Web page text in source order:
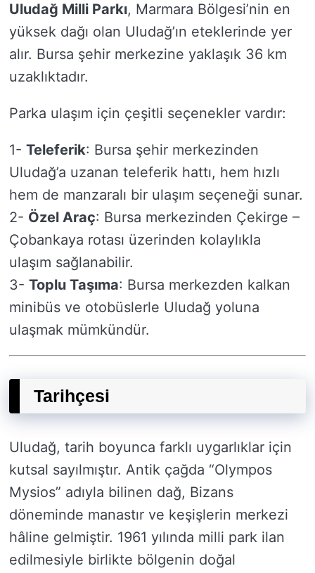
Uludağ Milli Parkı, Marmara Bölgesi’nin en
yüksek dağı olan Uludağ’ın eteklerinde yer
alır. Bursa şehir merkezine yaklaşık 36 km
uzaklıktadır.
Parka ulaşım için çeşitli seçenekler vardır:
1- Teleferik: Bursa şehir merkezinden
Uludağ’a uzanan teleferik hattı, hem hızlı
hem de manzaralı bir ulaşım seçeneği sunar.
2- Özel Araç: Bursa merkezinden Çekirge –
Çobankaya rotası üzerinden kolaylıkla
ulaşım sağlanabilir.
3- Toplu Taşıma: Bursa merkezden kalkan
minibüs ve otobüslerle Uludağ yoluna
ulaşmak mümkündür.
Tarihçesi
Uludağ, tarih boyunca farklı uygarlıklar için
kutsal sayılmıştır. Antik çağda “Olympos
Mysios” adıyla bilinen dağ, Bizans
döneminde manastır ve keşişlerin merkezi
hâline gelmiştir. 1961 yılında milli park ilan
edilmesiyle birlikte bölgenin doğal